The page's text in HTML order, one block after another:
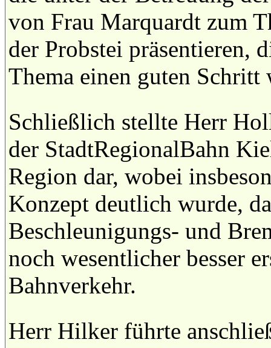
von Frau Marquardt zum
der Probstei präsentieren,
Thema einen guten
Schließlich stellte Herr
der StadtRegionalBahn
Region dar, wobei
Konzept deutlich wurde,
Beschleunigungs- und
noch wesentlicher besser
Bahnverkehr.
Herr Hilker führte